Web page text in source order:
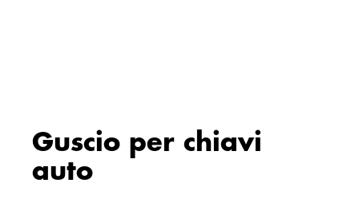
Guscio per chiavi
auto